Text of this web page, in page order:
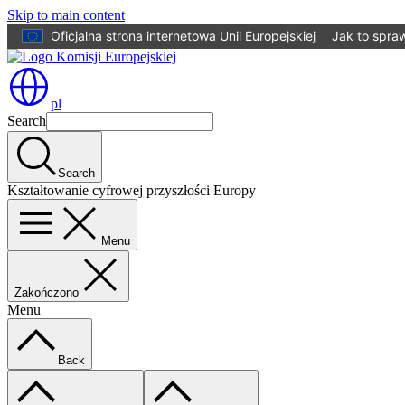
Skip to main content
Oficjalna strona internetowa Unii Europejskiej
Jak to
pl
Search
Search
Kształtowanie cyfrowej przyszłości Europy
Menu
Zakończono
Menu
Back